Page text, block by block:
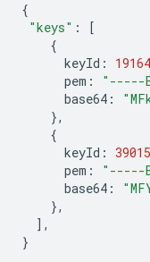
{
"keys" :
[
{
keyId :
pem :
"-----
base64 :
},
{
keyId :
pem :
"-----
base64 :
},
],
}